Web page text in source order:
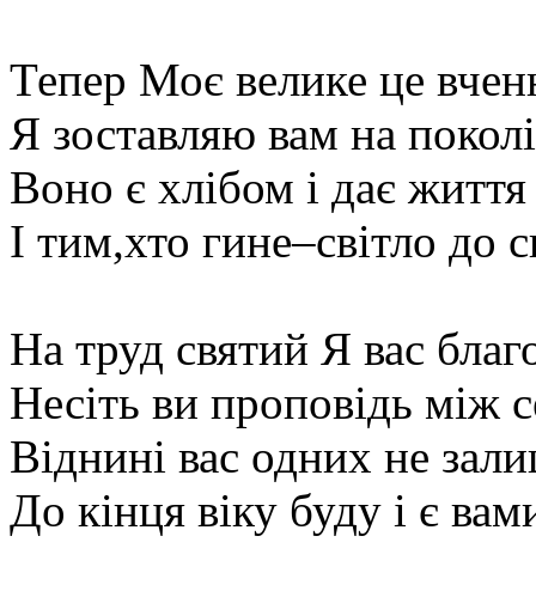
Тепер Моє велике це
Я зоставляю вам на
Воно є хлібом і дає життя
І тим,хто гине–світло до
На труд святий Я вас
Несіть ви проповідь між
Віднині вас одних не
До кінця віку буду і є